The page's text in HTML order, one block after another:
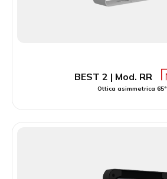
BEST 2 | Mod. RR
Ottica asimmetrica 65°